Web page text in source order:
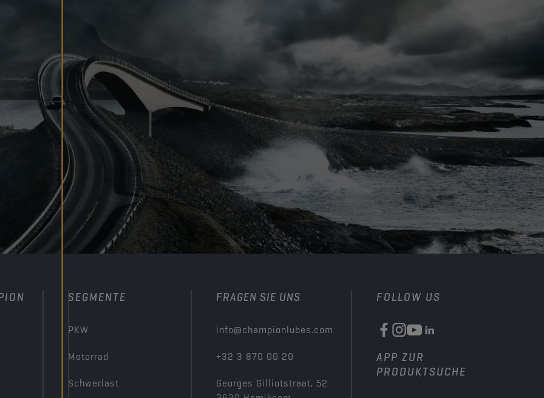
SEGMENTE
PKW
Motorrad
Schwerlast
FRAGEN SIE UNS
info@championlubes.com
+32 3 870 00 20
Georges Gilliotstraat, 52
FOLLOW US
APP ZUR
PRODUKTSUCHE